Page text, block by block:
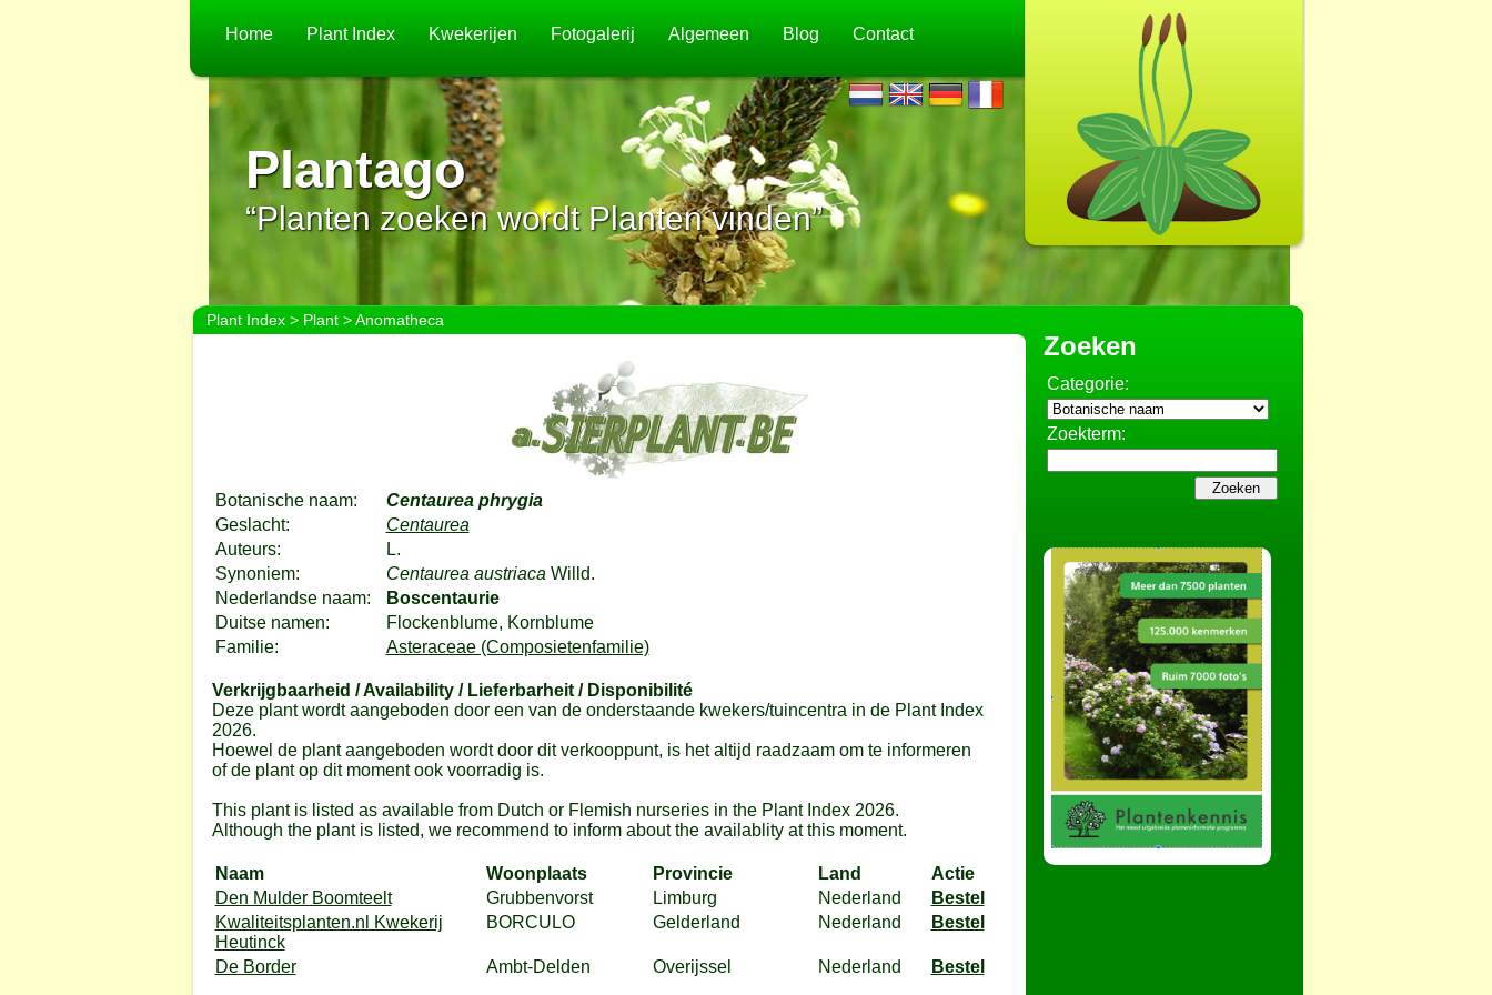
Home Plant Index Kwekerijen Fotogalerij Algemeen Blog Contact
Plantago
“Planten zoeken wordt Planten vinden”
Plant Index> Plant> Anomatheca
Botanische naam:
Centaurea phrygia
Geslacht:
Centaurea
Auteurs:
L.
Synoniem:
Centaurea austriaca Willd.
Nederlandse naam:
Boscentaurie
Duitse namen:
Flockenblume, Kornblume
Familie:
Asteraceae (Composietenfamilie)
Verkrijgbaarheid / Availability / Lieferbarheit / Disponibilité
Deze plant wordt aangeboden door een van de onderstaande kwekers/tuincentra in de Plant Index
2026.
Hoewel de plant aangeboden wordt door dit verkooppunt, is het altijd raadzaam om te informeren
of de plant op dit moment ook voorradig is.
This plant is listed as available from Dutch or Flemish nurseries in the Plant Index 2026.
Although the plant is listed, we recommend to inform about the availablity at this moment.
Naam Woonplaats Provincie Land
Actie
Den Mulder Boomteelt
Grubbenvorst Limburg Nederland
Bestel
Kwaliteitsplanten.nl Kwekerij
Heutinck
BORCULO Gelderland Nederland Bestel
De Border Ambt-Delden Overijssel Nederland Bestel
Zoeken
Categorie:
Zoekterm: